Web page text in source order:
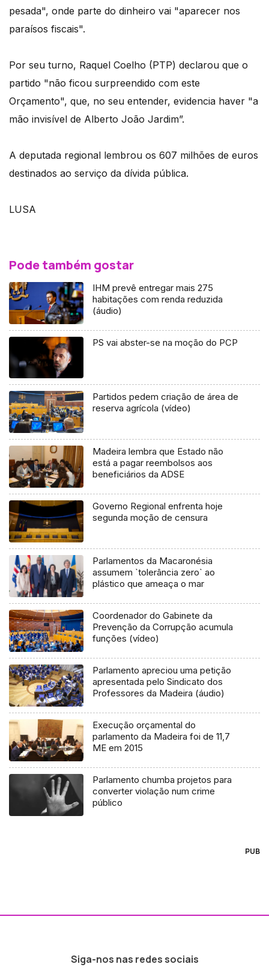
pesada", onde parte do dinheiro vai "aparecer nos
paraísos fiscais".
Por seu turno, Raquel Coelho (PTP) declarou que o
partido "não ficou surpreendido com este
Orçamento", que, no seu entender, evidencia haver "a
mão invisível de Alberto João Jardim”.
A deputada regional lembrou os 607 milhões de euros
destinados ao serviço da dívida pública.
LUSA
Pode também gostar
IHM prevê entregar mais 275
habitações com renda reduzida
(áudio)
PS vai abster-se na moção do PCP
Partidos pedem criação de área de
reserva agrícola (vídeo)
Madeira lembra que Estado não
está a pagar reembolsos aos
beneficiários da ADSE
Governo Regional enfrenta hoje
segunda moção de censura
Parlamentos da Macaronésia
assumem `tolerância zero` ao
plástico que ameaça o mar
Coordenador do Gabinete da
Prevenção da Corrupção acumula
funções (vídeo)
Parlamento apreciou uma petição
apresentada pelo Sindicato dos
Professores da Madeira (áudio)
Execução orçamental do
parlamento da Madeira foi de 11,7
ME em 2015
Parlamento chumba projetos para
converter violação num crime
público
PUB
Siga-nos nas redes sociais